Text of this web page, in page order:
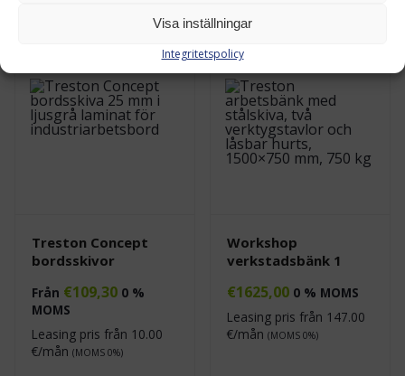
Visa inställningar
Integritetspolicy
Treston Concept
bordsskivor
Från €109,30 0 %
MOMS
Leasing pris från 10.00
€/mån (MOMS 0%)
Workshop
verkstadsbänk 1
€1625,00 0 % MOMS
Leasing pris från 147.00
€/mån (MOMS 0%)